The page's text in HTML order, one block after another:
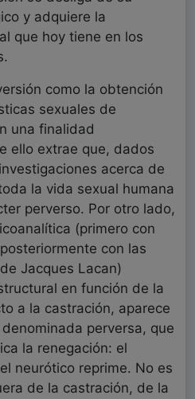
y adquiere la
que hoy tiene en los
como la obtención
sexuales de
una finalidad
ello extrae que, dados
acerca de
la vida sexual humana
perverso. Por otro lado,
(primero con
con las
Jacques Lacan)
en función de la
a la castración, aparece
perversa, que
la renegación: el
neurótico reprime. No es
de la castración, de la